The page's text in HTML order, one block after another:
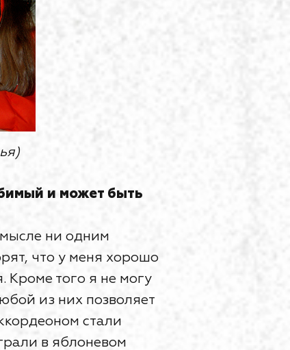
и может быть
ни одним
что у меня хорошо
Кроме того я не могу
из них позволяет
стали
в яблоневом